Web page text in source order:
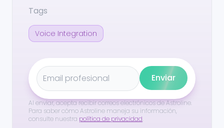
Tags
Voice Integration
Enviar
Al enviar, acepta recibir correos electrónicos de Astroline.
Para saber cómo Astroline maneja su información,
consulte nuestra política de privacidad.